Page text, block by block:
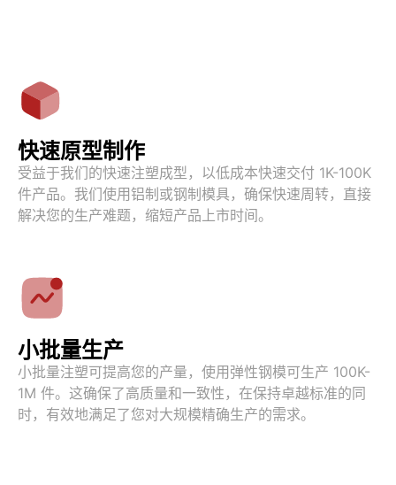
快速原型制作
受益于我们的快速注塑成型，以低成本快速交付 1K-100K
件产品。我们使用铝制或钢制模具，确保快速周转，直接
解决您的生产难题，缩短产品上市时间。
小批量生产
小批量注塑可提高您的产量，使用弹性钢模可生产 100K-
1M 件。这确保了高质量和一致性，在保持卓越标准的同
时，有效地满足了您对大规模精确生产的需求。